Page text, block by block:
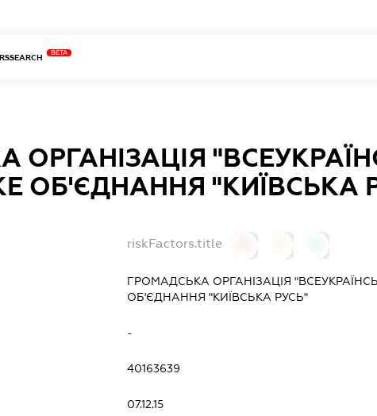
BETA
ОРГАНІЗАЦІЯ
ОБ'ЄДНАННЯ "КИЇВСЬКА
riskFactors.title
ГРОМАДСЬКА ОРГАНІЗАЦІЯ
ОБ'ЄДНАННЯ "КИЇВСЬКА РУСЬ"
-
40163639
07.12.15